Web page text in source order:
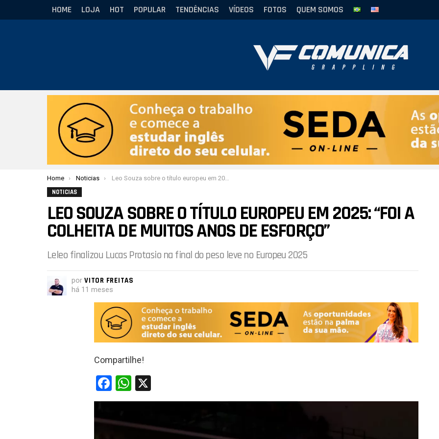
HOME LOJA HOT POPULAR TENDÊNCIAS VÍDEOS FOTOS QUEM SOMOS
Você está aqui:
Home Noticias Leo Souza sobre o título europeu em 2025: “Foi a colheita de muitos anos de esforço”
NOTICIAS
LEO SOUZA SOBRE O TÍTULO EUROPEU EM 2025: “FOI A
COLHEITA DE MUITOS ANOS DE ESFORÇO”
Leleo finalizou Lucas Protasio na final do peso leve no Europeu 2025
por VITOR FREITAS
há 11 meses
Compartilhe!
F
a
b
W
h
s